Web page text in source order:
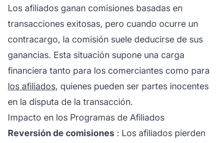
Los afiliados ganan comisiones basadas en
transacciones exitosas, pero cuando ocurre un
contracargo, la comisión suele deducirse de sus
ganancias. Esta situación supone una carga
financiera tanto para los comerciantes como para
los afiliados, quienes pueden ser partes inocentes
en la disputa de la transacción.
Impacto en los Programas de Afiliados
Reversión de comisiones : Los afiliados pierden